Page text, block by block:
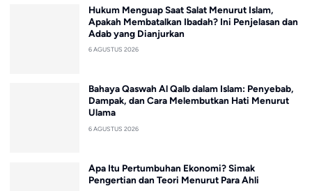
Hukum Menguap Saat Salat Menurut Islam,
Apakah Membatalkan Ibadah? Ini Penjelasan dan
Adab yang Dianjurkan
6 AGUSTUS 2026
Bahaya Qaswah Al Qalb dalam Islam: Penyebab,
Dampak, dan Cara Melembutkan Hati Menurut
Ulama
6 AGUSTUS 2026
Apa Itu Pertumbuhan Ekonomi? Simak
Pengertian dan Teori Menurut Para Ahli